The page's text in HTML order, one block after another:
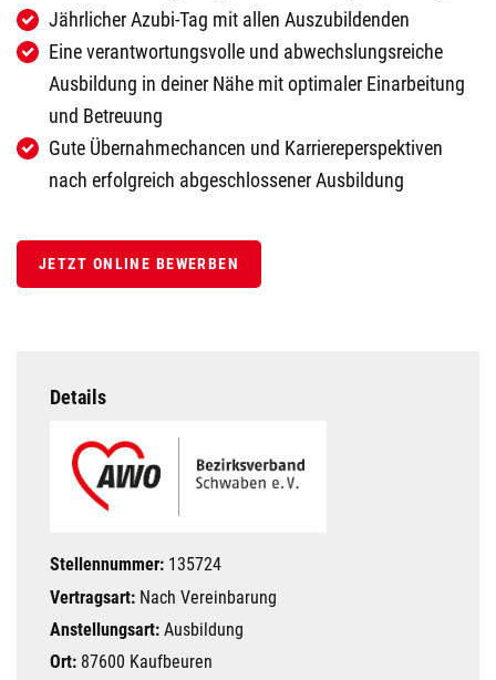
Details
Stellennummer: 135724
Vertragsart: Nach Vereinbarung
Anstellungsart: Ausbildung
Ort: 87600 Kaufbeuren
Jährlicher Azubi-Tag mit allen Auszubildenden
Eine verantwortungsvolle und abwechslungsreiche
Ausbildung in deiner Nähe mit optimaler Einarbeitung
und Betreuung
Gute Übernahmechancen und Karriereperspektiven
nach erfolgreich abgeschlossener Ausbildung
JETZT ONLINE BEWERBEN